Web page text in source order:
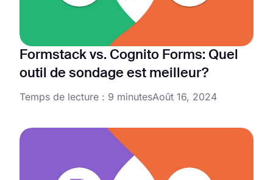
Formstack vs. Cognito Forms: Quel
outil de sondage est meilleur?
Temps de lecture : 9 minutesAoût 16, 2024